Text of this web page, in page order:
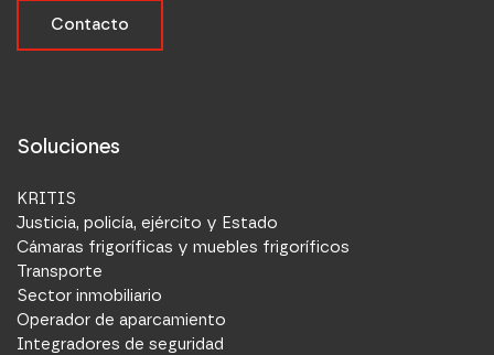
Contacto
Soluciones
KRITIS
Justicia, policía, ejército y Estado
Cámaras frigoríficas y muebles frigoríficos
Transporte
Sector inmobiliario
Operador de aparcamiento
Integradores de seguridad